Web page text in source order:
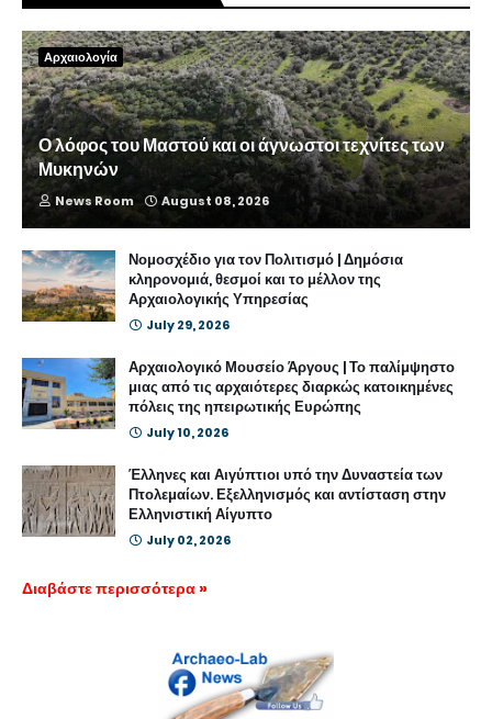
Αρχαιολογία
Ο λόφος του Μαστού και οι άγνωστοι τεχνίτες των
Μυκηνών
News Room August 08, 2026
Νομοσχέδιο για τον Πολιτισμό | Δημόσια
κληρονομιά, θεσμοί και το μέλλον της
Αρχαιολογικής Υπηρεσίας
July 29, 2026
Αρχαιολογικό Μουσείο Άργους | Το παλίμψηστο
μιας από τις αρχαιότερες διαρκώς κατοικημένες
πόλεις της ηπειρωτικής Ευρώπης
July 10, 2026
Έλληνες και Αιγύπτιοι υπό την Δυναστεία των
Πτολεμαίων. Εξελληνισμός και αντίσταση στην
Ελληνιστική Αίγυπτο
July 02, 2026
Διαβάστε περισσότερα »